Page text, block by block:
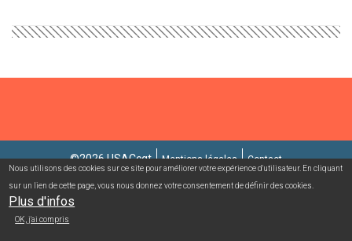
©2026 USACcgt Mentions légales Contact
Campagnes mailing/abonnement
Nous utilisons des cookies sur ce site pour améliorer votre expérience d'utilisateur. En cliquant
sur un lien de cette page, vous nous donnez votre consentement de définir des cookies.
Plus d'infos
OK, j'ai compris